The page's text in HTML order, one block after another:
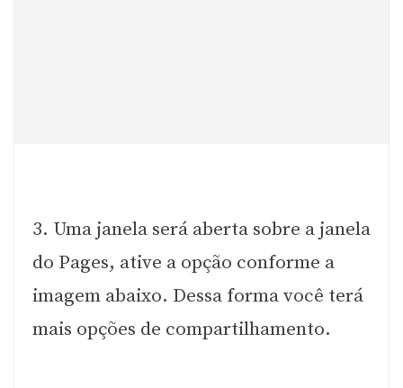
3. Uma janela será aberta sobre a janela
do Pages, ative a opção conforme a
imagem abaixo. Dessa forma você terá
mais opções de compartilhamento.